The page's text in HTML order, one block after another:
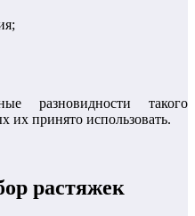
разновидности такого
их принято использовать.
растяжек